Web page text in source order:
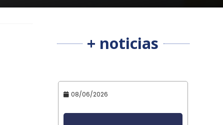
+ noticias
08/06/2026